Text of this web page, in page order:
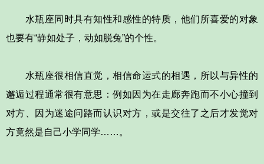
水瓶座同时具有知性和感性的特质，他们所喜爱的对象
也要有“静如处子，动如脱兔”的个性。
水瓶座很相信直觉，相信命运式的相遇，所以与异性的
邂逅过程通常很有意思：例如因为在走廊奔跑而不小心撞到
对方、因为迷途问路而认识对方，或是交往了之后才发觉对
方竟然是自己小学同学……。